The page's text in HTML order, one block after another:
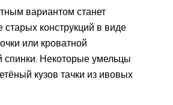
вариантом станет
старых конструкций в виде
или кроватной
спинки. Некоторые умельцы
кузов тачки из ивовых